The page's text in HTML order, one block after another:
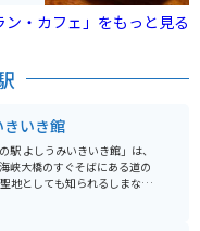
ン・カフェ」をもっと見る
きいき館
駅 よしうみいきいき館」は、
峡大橋のすぐそばにある道の
くのサイクリストが休憩に訪